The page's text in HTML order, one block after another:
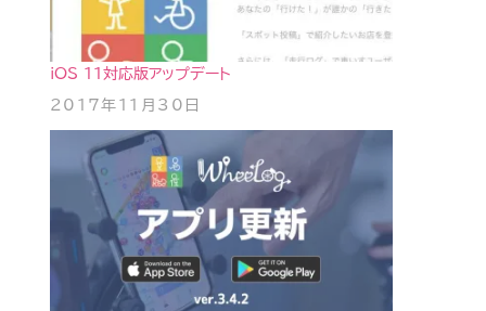
iOS 11対応版アップデート
2017年11月30日